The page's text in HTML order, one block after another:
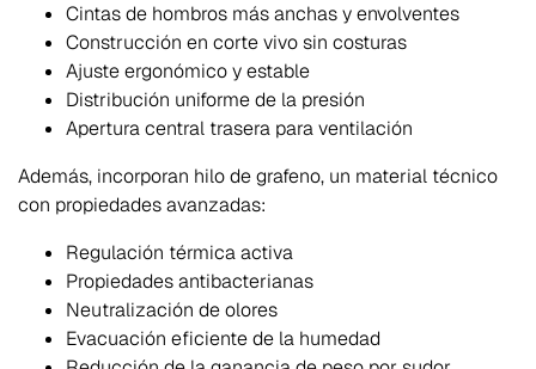
Cintas de hombros más anchas y envolventes
Construcción en corte vivo sin costuras
Ajuste ergonómico y estable
Distribución uniforme de la presión
Apertura central trasera para ventilación
Además, incorporan hilo de grafeno, un material técnico
con propiedades avanzadas:
Regulación térmica activa
Propiedades antibacterianas
Neutralización de olores
Evacuación eficiente de la humedad